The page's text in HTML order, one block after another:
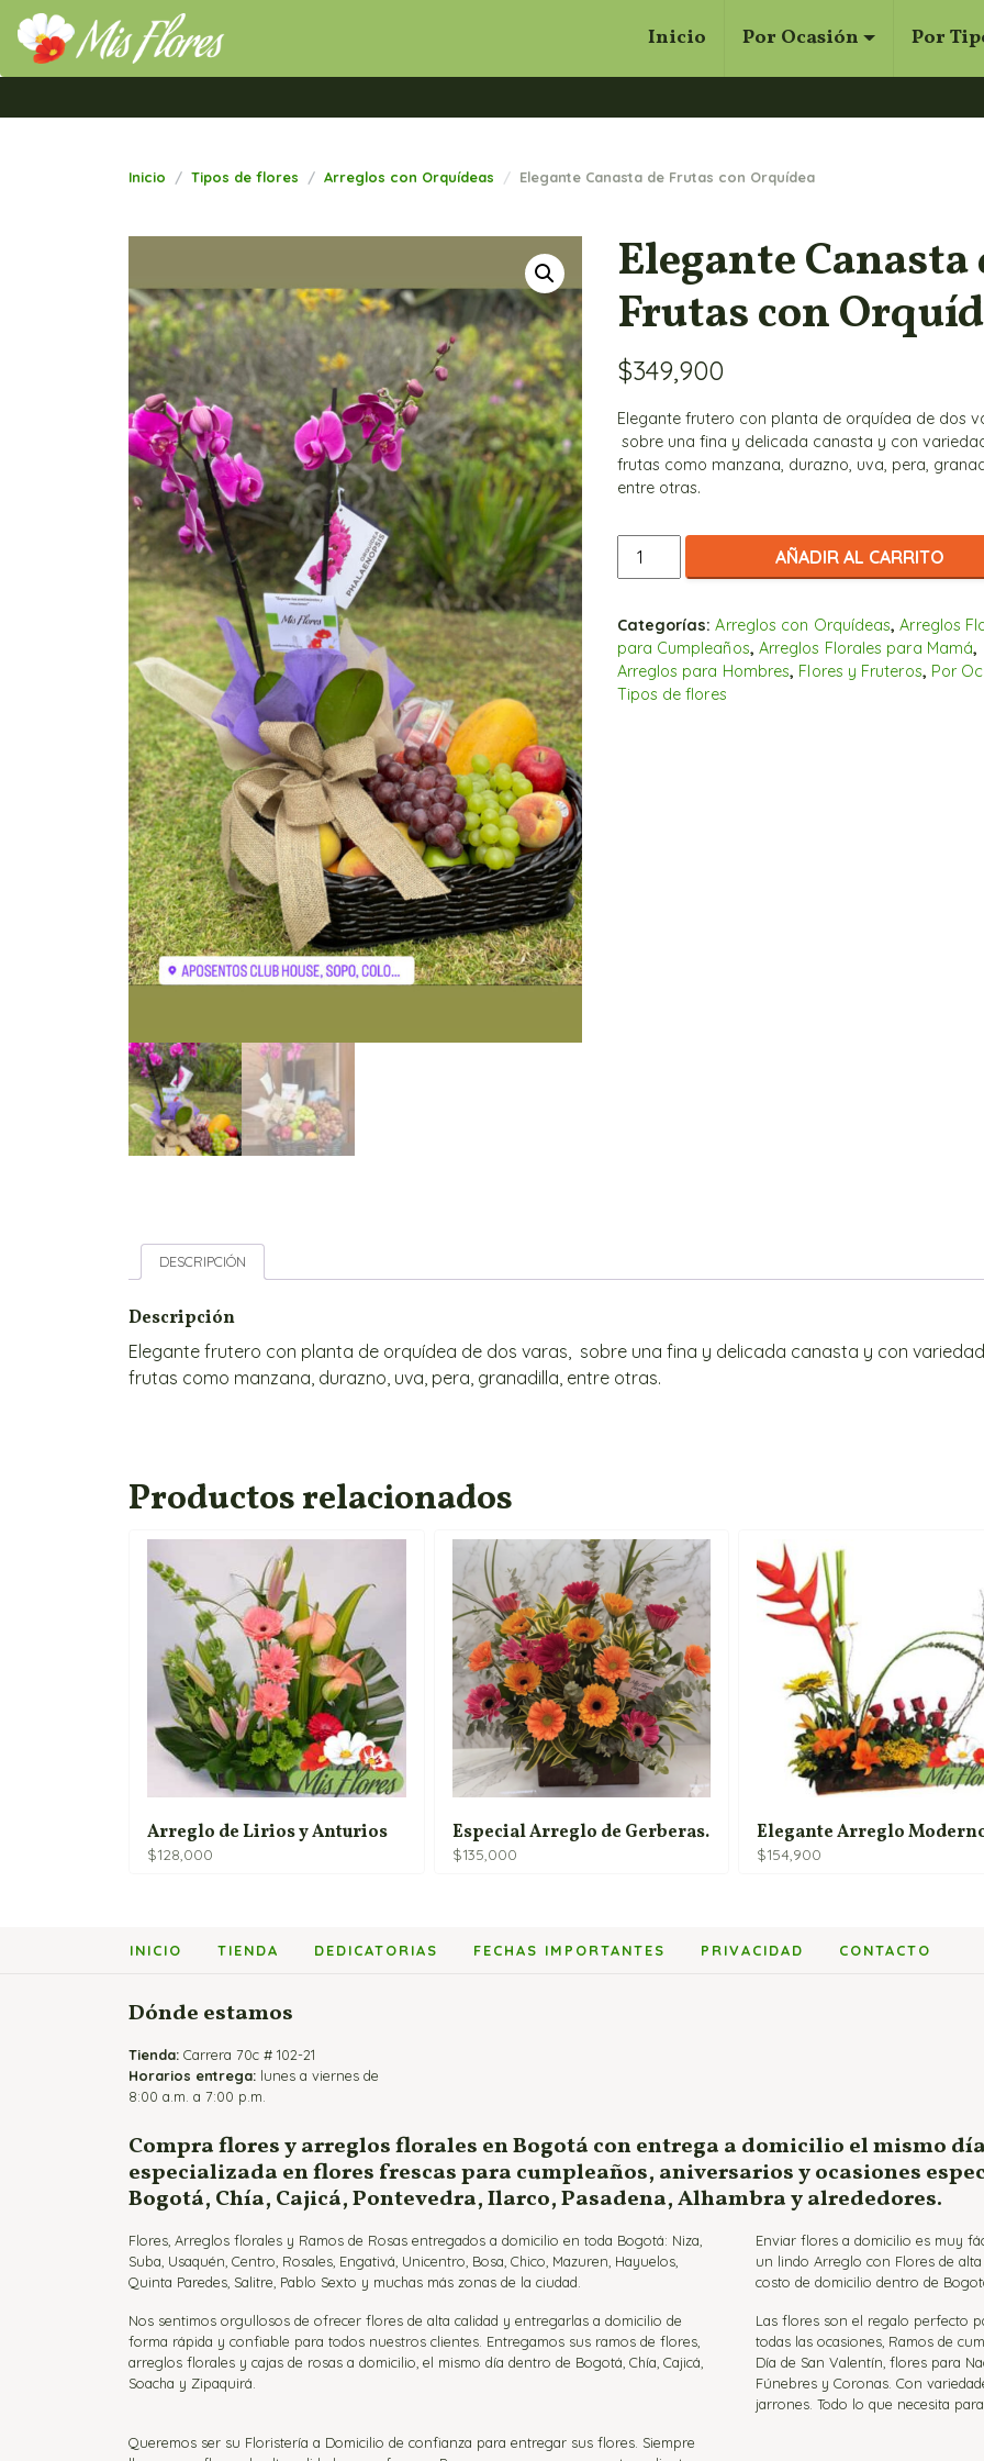
Inicio Por Ocasión Por
Cerrar
Buscar
Inicio Tipos de flores Arreglos con Orquídeas Elegante Canasta de Frutas con Orquídea
Elegante Canasta
Frutas con
$349,900
Elegante frutero con planta de orquídea de dos
sobre una fina y delicada canasta y con
frutas como manzana, durazno, uva, pera,
entre otras.
Elegante
Canasta
Frutas
con
Orquídea
cantidad
AÑADIR AL CARRITO
Categorías:Arreglos con Orquídeas,Arreglos
para Cumpleaños, Arreglos Florales para Mamá,
Arreglos para Hombres, Flores y Fruteros, Por
Tipos de flores
DESCRIPCIÓN
Descripción
Elegante frutero con planta de orquídea de dos varas, sobre una fina y delicada canasta y con
frutas como manzana, durazno, uva, pera, granadilla, entre otras.
Productos relacionados
Arreglo de Lirios y Anturios
$128,000
Especial Arreglo de Gerberas.
$135,000
Elegante Arreglo
$154,900
INICIO TIENDA DEDICATORIAS FECHAS IMPORTANTES PRIVACIDAD CONTACTO
Dónde estamos
Tienda: Carrera 70c # 102-21
Horarios entrega: lunes a viernes de
8:00 a.m. a 7:00 p.m.
Compra flores y arreglos florales en Bogotá con entrega a domicilio el mismo
especializada en flores frescas para cumpleaños, aniversarios y ocasiones
Bogotá, Chía, Cajicá, Pontevedra, Ilarco, Pasadena, Alhambra y alrededores.
Flores, Arreglos florales y Ramos de Rosas entregados a domicilio en toda Bogotá: Niza,
Suba, Usaquén, Centro, Rosales, Engativá, Unicentro, Bosa, Chico, Mazuren, Hayuelos,
Quinta Paredes, Salitre, Pablo Sexto y muchas más zonas de la ciudad.
Enviar flores a domicilio es muy
un lindo Arreglo con Flores de
costo de domicilio dentro de
Nos sentimos orgullosos de ofrecer flores de alta calidad y entregarlas a domicilio de
forma rápida y confiable para todos nuestros clientes. Entregamos sus ramos de flores,
arreglos florales y cajas de rosas a domicilio, el mismo día dentro de Bogotá, Chía, Cajicá,
Soacha y Zipaquirá.
Las flores son el regalo perfecto
todas las ocasiones, Ramos de
Día de San Valentín, flores para
Fúnebres y Coronas. Con
jarrones. Todo lo que necesita
Queremos ser su Floristería a Domicilio de confianza para entregar sus flores. Siempre